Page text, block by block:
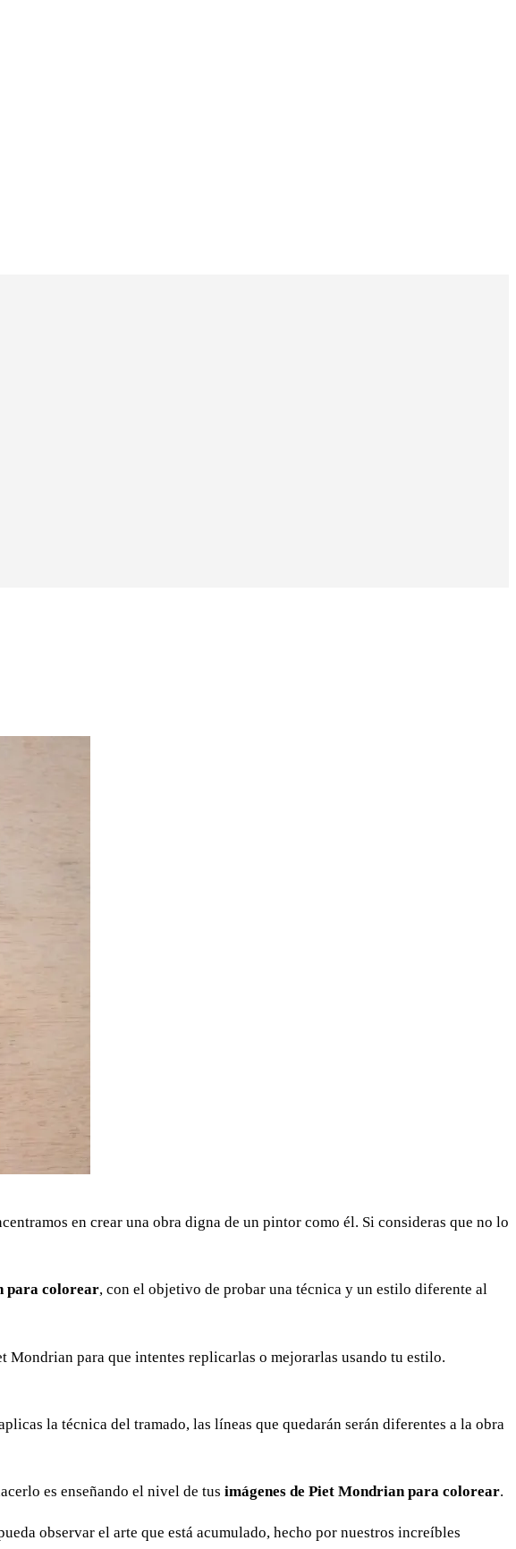
en crear una obra digna de un pintor como él. Si consideras que no lo
para colorear, con el objetivo de probar una técnica y un estilo diferente al
para que intentes replicarlas o mejorarlas usando tu estilo.
la técnica del tramado, las líneas que quedarán serán diferentes a la obra
es enseñando el nivel de tus imágenes de Piet Mondrian para colorear.
observar el arte que está acumulado, hecho por nuestros increíbles